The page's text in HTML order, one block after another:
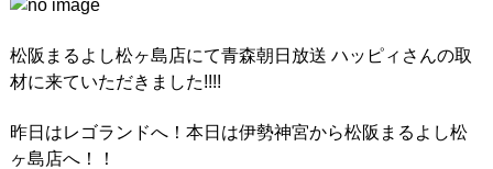
松阪まるよし松ヶ島店にて青森朝日放送 ハッピィさんの取
材に来ていただきました!!!!
昨日はレゴランドへ！本日は伊勢神宮から松阪まるよし松
ヶ島店へ！！